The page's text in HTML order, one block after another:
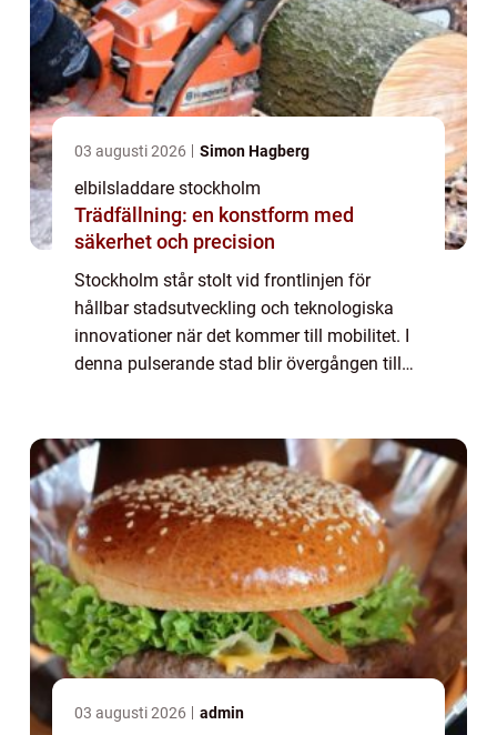
03 augusti 2026 Simon Hagberg
elbilsladdare stockholm
Trädfällning: en konstform med
säkerhet och precision
Stockholm står stolt vid frontlinjen för
hållbar stadsutveckling och teknologiska
innovationer när det kommer till mobilitet. I
denna pulserande stad blir övergången till
03 augusti 2026 admin